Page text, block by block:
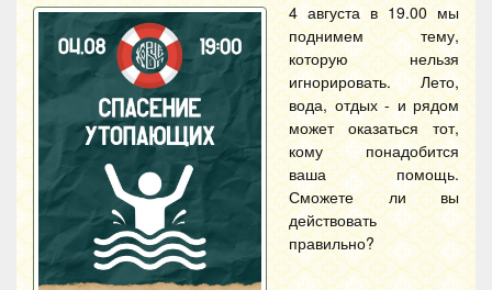
4 августа в 19.00 мы
поднимем тему,
которую нельзя
игнорировать. Лето,
вода, отдых - и рядом
может оказаться тот,
кому понадобится
ваша помощь.
Сможете ли вы
действовать
правильно?